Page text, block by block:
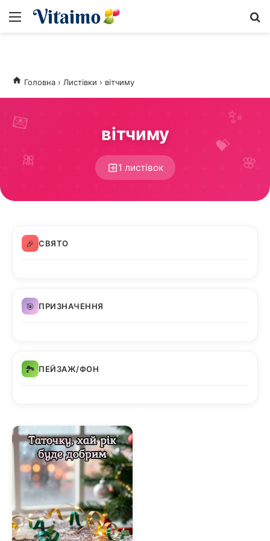
Меню
Головна › Листівки › вітчиму
💌
🎀
💝
🌸
вітчиму
1 листівок
🎉 СВЯТО
🎯 ПРИЗНАЧЕННЯ
🏞️ ПЕЙЗАЖ/ФОН